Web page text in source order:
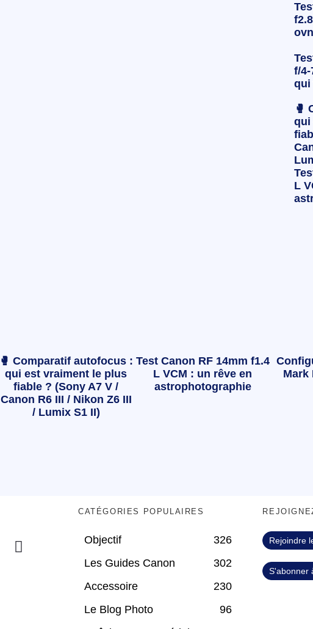
f/
qui
🥊
qui
L
🥊 Comparatif autofocus :
qui est vraiment le plus
fiable ? (Sony A7 V /
Canon R6 III / Nikon Z6 III
/ Lumix S1 II)
Test Canon RF 14mm f1.4
L VCM : un rêve en
astrophotographie
Mark
CATÉGORIES POPULAIRES
Objectif
326
Les Guides Canon
302
Accessoire
230
Le Blog Photo
96
Rejoindre
S'abonner